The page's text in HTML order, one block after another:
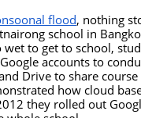
flood, nothing
school in
to get to school,
accounts to
Drive to share
how cloud
they rolled out